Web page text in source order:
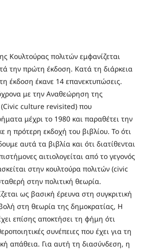
Κουλτούρας πολιτών εμφανίζεται
την πρώτη έκδοση. Κατά τη διάρκεια
έκδοση έκανε 14 επανεκτυπώσεις.
με την Αναθεώρηση της
(Civic culture revisited) που
μέχρι το 1980 και παραθέτει την
η πρότερη εκδοχή του βιβλίου. Το ότι
αυτά τα βιβλία και ότι διατίθενται
αιτιολογείται από το γεγονός
στην κουλτούρα πολιτών (civic
στην πολιτική θεωρία.
ως βασική έρευνα στη συγκριτική
στη θεωρία της δημοκρατίας, Η
επίσης αποκτήσει τη φήμη ότι
συνέπειες που έχει για τη
απάθεια. Για αυτή τη διασύνδεση, η